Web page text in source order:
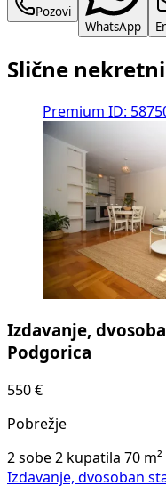
Pozovi
WhatsApp
Slične
Premium ID:
Izdavanje,
Podgorica
550 €
Pobrežje
2 sobe 2 kupatila 70 m²
Izdavanje, dvosoban